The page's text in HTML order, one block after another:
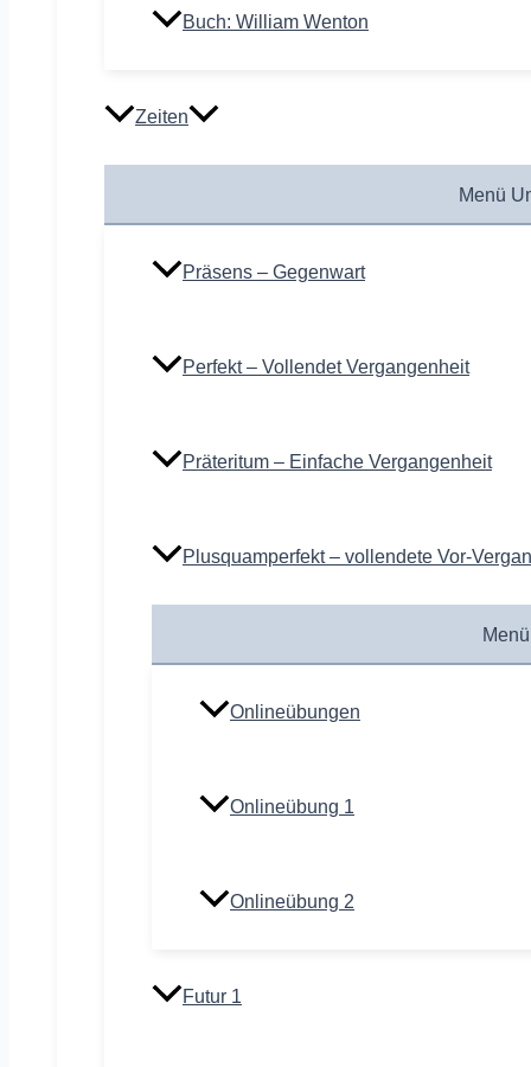
Buch: William Wenton
Zeiten
Menü
Präsens – Gegenwart
Perfekt – Vollendet Vergangenheit
Präteritum – Einfache Vergangenheit
Plusquamperfekt – vollendete Vor-
Onlineübungen
Onlineübung 1
Onlineübung 2
Futur 1